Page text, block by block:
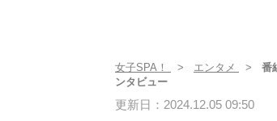
女子SPA！ エンタメ
番
ンタビュー
更新日：2024.12.05 09:50